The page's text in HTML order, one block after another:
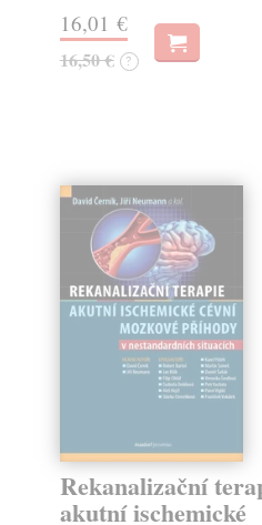
16,01 €
16,50 € ?
Rekanalizační
akutní ischemické